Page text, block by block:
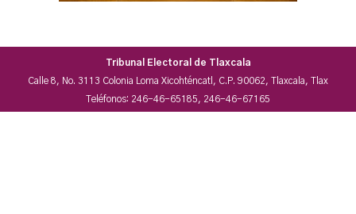
Tribunal Electoral de Tlaxcala
Calle 8, No. 3113 Colonia Loma Xicohténcatl, C.P. 90062, Tlaxcala, Tlax
Teléfonos: 246-46-65185, 246-46-67165